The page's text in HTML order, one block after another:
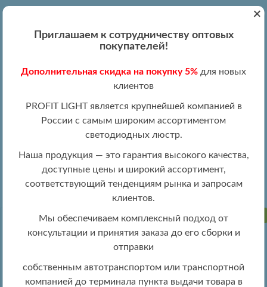
Регистрация
ПН-ПТ 09:00 - 19:00
info@profitlight.ru
Люстры оптом » Люстры LED оптом » 8086/4 WHT
РАСПРОДАЖА
+
Приглашаем к сотрудничеству оптовых
покупателей!
Дополнительная скидка на покупку 5% для новых
клиентов
PROFIT LIGHT является крупнейшей компанией в
России с самым широким ассортиментом
светодиодных люстр.
Наша продукция — это гарантия высокого качества,
доступные цены и широкий ассортимент,
соответствующий тенденциям рынка и запросам
клиентов.
Мы обеспечиваем комплексный подход от
консультации и принятия заказа до его сборки и
отправки
собственным автотранспортом или транспортной
компанией до терминала пункта выдачи товара в